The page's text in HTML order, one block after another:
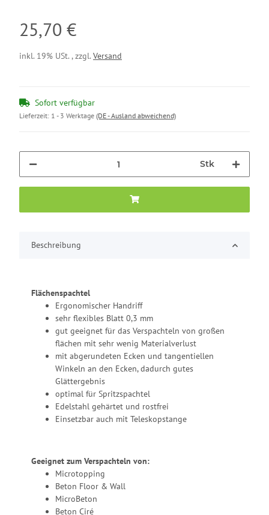
25,70 €
inkl. 19% USt. , zzgl. Versand
Sofort verfügbar
Lieferzeit: 1 - 3 Werktage (DE - Ausland abweichend)
Stk
Beschreibung
Flächenspachtel
Ergonomischer Handriff
sehr flexibles Blatt 0,3 mm
gut geeignet für das Verspachteln von großen
flächen mit sehr wenig Materialverlust
mit abgerundeten Ecken und tangentiellen
Winkeln an den Ecken, dadurch gutes
Glättergebnis
optimal für Spritzspachtel
Edelstahl gehärtet und rostfrei
Einsetzbar auch mit Teleskopstange
Geeignet zum Verspachteln von:
Microtopping
Beton Floor & Wall
MicroBeton
Beton Ciré